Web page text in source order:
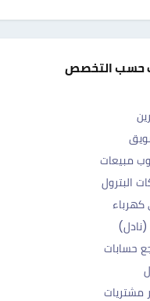
حسب التخصص
مبيعات
البترول
حسابات
مشتريات